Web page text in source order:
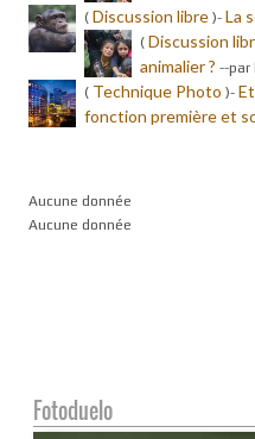
( Discussion libre )- La
( Discussion
animalier ? --par
( Technique Photo )-
fonction première et
Aucune donnée
Aucune donnée
Fotoduelo